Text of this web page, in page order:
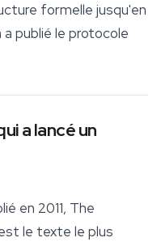
formelle jusqu'en
a publié le protocole
a lancé un
en 2011, The
le texte le plus